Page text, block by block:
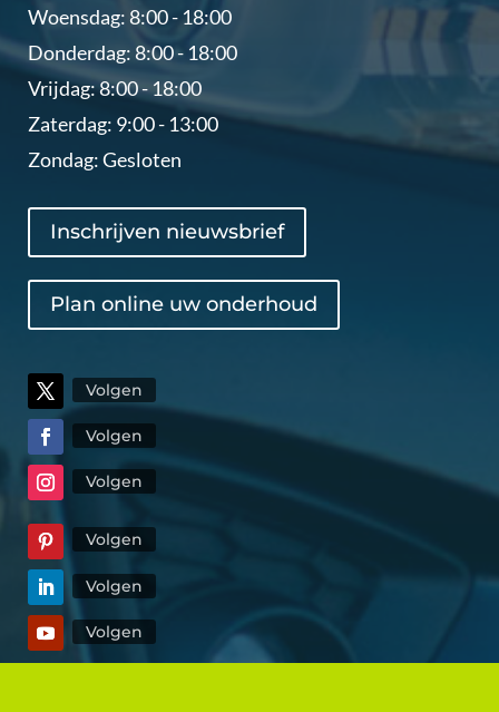
Woensdag: 8:00 - 18:00
Donderdag: 8:00 - 18:00
Vrijdag: 8:00 - 18:00
Zaterdag: 9:00 - 13:00
Zondag: Gesloten
Inschrijven nieuwsbrief
Plan online uw onderhoud
Volgen
Volgen
Volgen
Volgen
Volgen
Volgen